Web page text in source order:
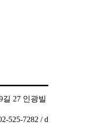
27 인광빌
525-7282 / d